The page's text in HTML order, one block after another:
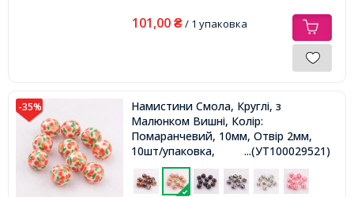
101,00 ₴/ 1 упаковка
-35%
Намистини Смола, Круглі, з
Малюнком Вишні, Колір:
Помаранчевий, 10мм, Отвір 2мм,
10шт/упаковка,
...(УТ100029521)